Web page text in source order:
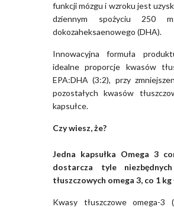
funkcji mózgu i wzroku jest
dziennym spożyciu 250
dokozaheksaenowego (DHA).
Innowacyjna formuła
idealne proporcje kwasów
EPA:DHA (3:2), przy
pozostałych kwasów
kapsułce.
Czy wiesz, że?
Jedna kapsułka Omega 3
dostarcza tyle
tłuszczowych omega 3, co 1 kg
Kwasy tłuszczowe omega-3